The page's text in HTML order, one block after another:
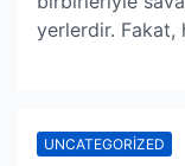
yerlerdir. Fakat,
UNCATEGORIZED